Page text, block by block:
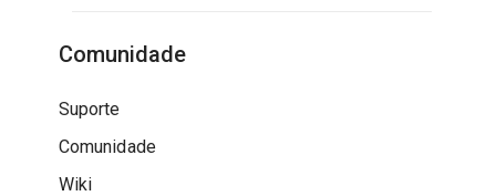
Comunidade
Suporte
Comunidade
Wiki